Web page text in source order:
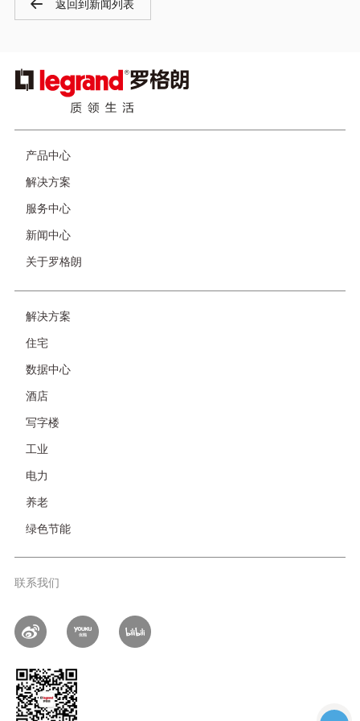
与您联络，助您解决问题。
返回到新闻列表
像
页产品中心
解决方案
服务中心
新闻中心
关于罗格朗
友
链
接-
非
首
页
解决方案
住宅
数据中心
酒店
写字楼
工业
电力
养老
绿色节能
联系我们